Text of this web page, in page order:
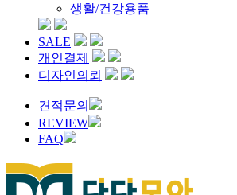
생활/건강용품
SALE
개인결제
디자인의뢰
견적문의
REVIEW
FAQ